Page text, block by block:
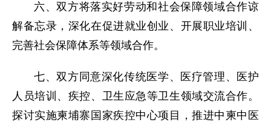
六、双方将落实好劳动和社会保障领域合作谅
解备忘录，深化在促进就业创业、开展职业培训、
完善社会保障体系等领域合作。
七、双方同意深化传统医学、医疗管理、医护
人员培训、疾控、卫生应急等卫生领域交流合作。
探讨实施柬埔寨国家疾控中心项目，推进中柬中医